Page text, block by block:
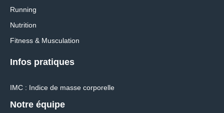
Running
Nutrition
Fitness & Musculation
Infos pratiques
IMC : Indice de masse corporelle
Notre équipe